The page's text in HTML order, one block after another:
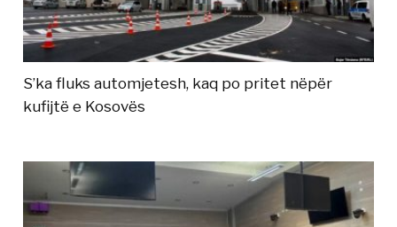
S’ka fluks automjetesh, kaq po pritet nëpër
kufijtë e Kosovës